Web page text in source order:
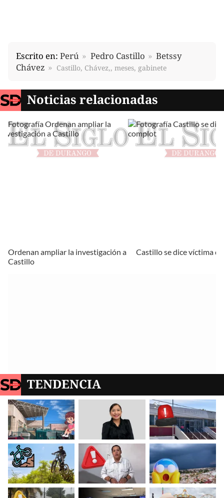
Escrito en: Perú Pedro Castillo
Betssy
Chávez
Castillo, Chávez,, meses, gabinete
Noticias relacionadas
Ordenan ampliar la investigación a
Castillo
Castillo se dice víctima
TENDENCIA